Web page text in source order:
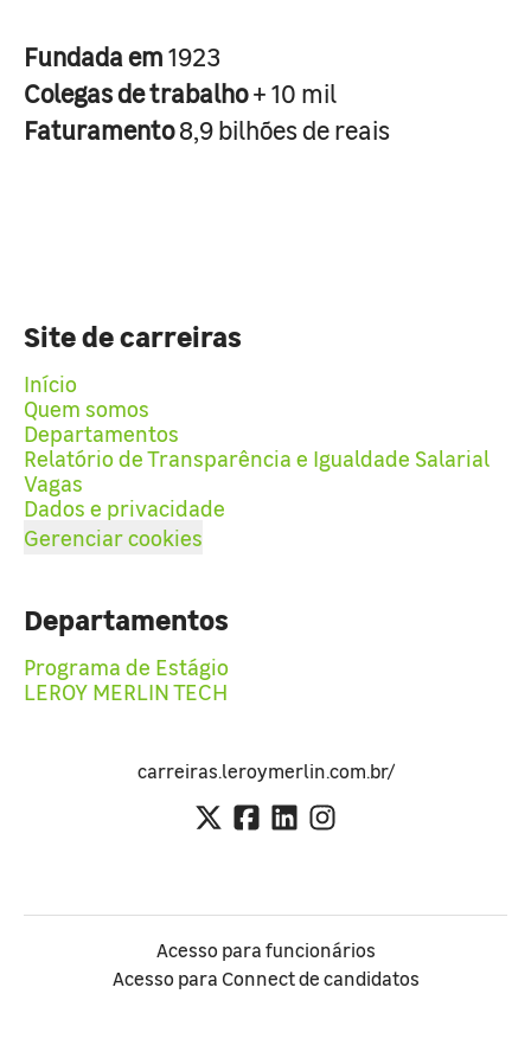
Fundada em1923
Colegas de trabalho+ 10 mil
Faturamento8,9 bilhões de reais
Site de carreiras
Início
Quem somos
Departamentos
Relatório de Transparência e Igualdade Salarial
Vagas
Dados e privacidade
Gerenciar cookies
Departamentos
Programa de Estágio
LEROY MERLIN TECH
carreiras.leroymerlin.com.br/
Acesso para funcionários
Acesso para Connect de candidatos